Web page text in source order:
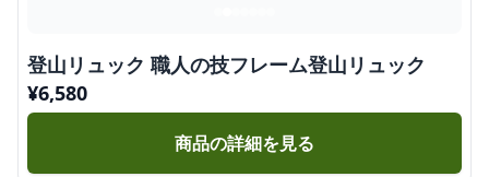
登山リュック 職人の技フレーム登山リュック
¥6,580
商品の詳細を見る